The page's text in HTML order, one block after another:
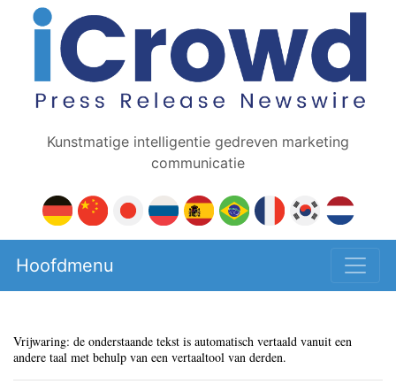
Kunstmatige intelligentie gedreven marketing
communicatie
Hoofdmenu
Vrijwaring: de onderstaande tekst is automatisch vertaald vanuit een
andere taal met behulp van een vertaaltool van derden.